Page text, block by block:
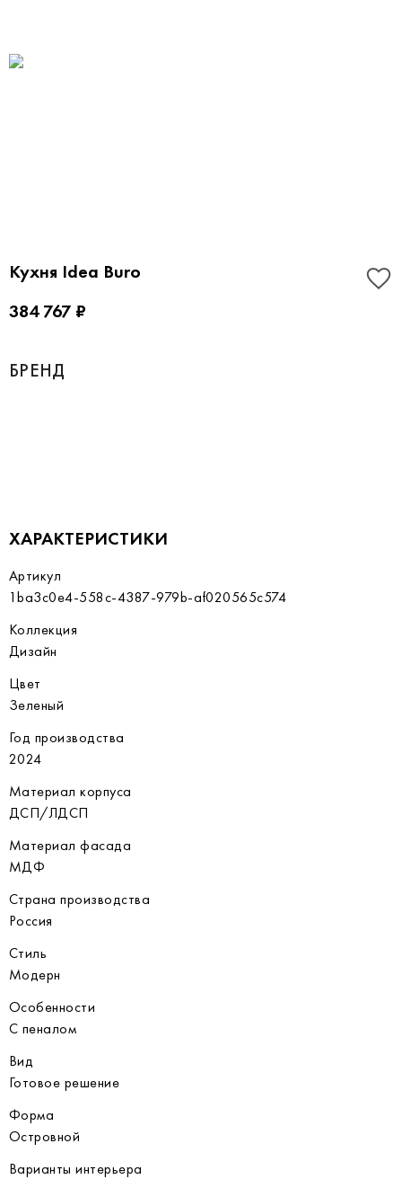
Кухня Idea Buro
384 767 ₽
БРЕНД
ХАРАКТЕРИСТИКИ
Артикул
1ba3c0e4-558c-4387-979b-af020565c574
Коллекция
Дизайн
Цвет
Зеленый
Год производства
2024
Материал корпуса
ДСП/ЛДСП
Материал фасада
МДФ
Страна производства
Россия
Стиль
Модерн
Особенности
С пеналом
Вид
Готовое решение
Форма
Островной
Варианты интерьера